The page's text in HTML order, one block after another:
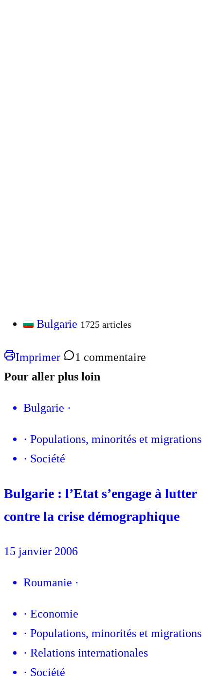
Bulgarie 1725 articles
Imprimer
1 commentaire
Pour aller plus loin
Bulgarie ·
· Populations, minorités et migrations
· Société
Bulgarie : l’Etat s’engage à lutter
contre la crise démographique
15 janvier 2006
Roumanie ·
· Economie
· Populations, minorités et migrations
· Relations internationales
· Société